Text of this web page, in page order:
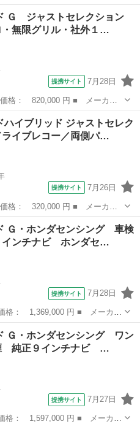
ド ■ グレード名： ｅ：ＨＥ
正ギャザーズ９インチナビ／
Ｇ ジャストセレクション
・無限グリル・社外１…
提携サイト 7月28日
■ グレード名： Ｇ ジャス
限グリル・社外１６インチアル
ハイブリッド ジャストセレク
イブレコー／両側パ…
提携サイト 7月26日
イブリッド ■ グレード
イブレコー／両側パワースラ
Ｇ・ホンダセンシング 車検
ンチナビ ホンダセ…
提携サイト 7月28日
■ グレード名： Ｇ・ホンダ
チナビ ホンダセンシング レ
Ｇ・ホンダセンシング ワン
純正９インチナビ …
提携サイト 7月27日